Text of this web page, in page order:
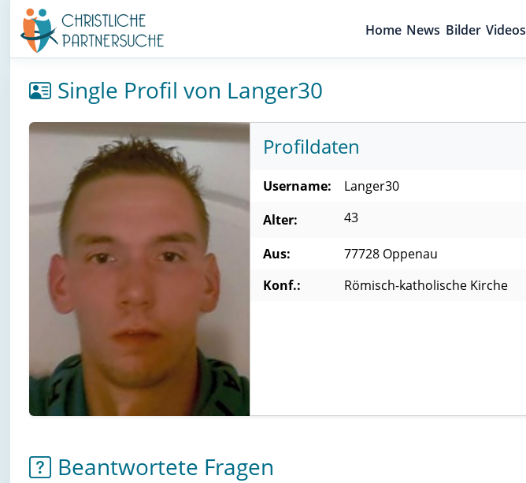
Home News Bilder Videos
Single Profil von Langer30
Profildaten
Username:
Langer30
Alter:
43
Aus: 77728 Oppenau
Konf.:
Römisch-katholische Kirche
Beantwortete Fragen